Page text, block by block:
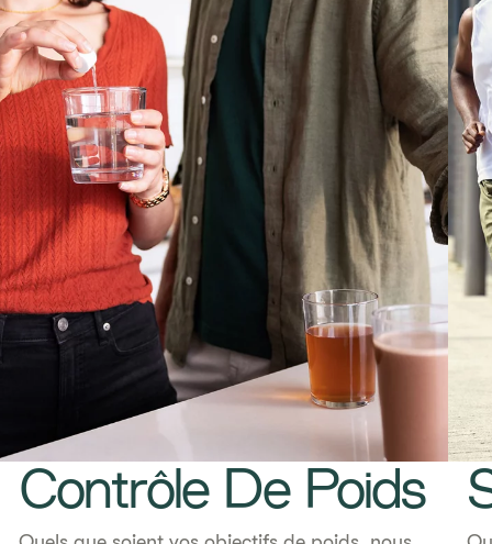
Contrôle De Poids